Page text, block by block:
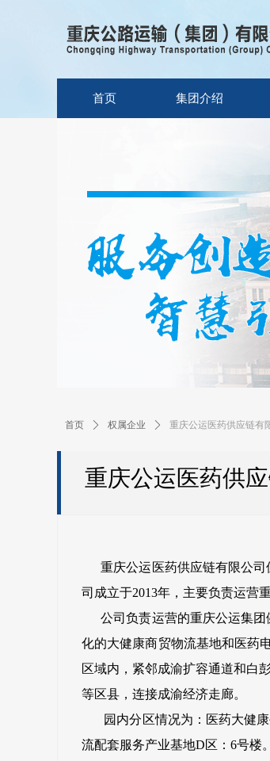
首页 集团介绍
重庆公运医药供
重庆公运医药供应链有限公司
司成立于2013年，主要负责运营
公司负责运营的重庆公运集团
化的大健康商贸物流基地和医药
区域内，紧邻成渝扩容通道和白
等区县，连接成渝经济走廊。
园内分区情况为：医药大健康
流配套服务产业基地D区：6号楼。
首页 ꄲ 权属企业 ꄲ 重庆公运医药供应链有